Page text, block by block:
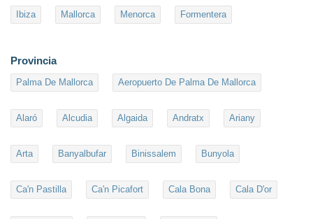
Ibiza Mallorca Menorca Formentera
Provincia
Palma De Mallorca Aeropuerto De Palma De Mallorca
Alaró Alcudia Algaida Andratx Ariany
Arta Banyalbufar Binissalem Bunyola
Ca'n Pastilla Ca'n Picafort Cala Bona Cala D'or